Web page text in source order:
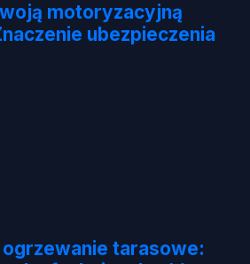
motoryzacyjną
ubezpieczenia
tarasowe: